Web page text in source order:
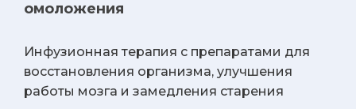
омоложения
Инфузионная терапия с препаратами для
восстановления организма, улучшения
работы мозга и замедления старения